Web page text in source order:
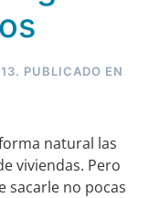
. PUBLICADO EN
natural las
viviendas. Pero
sacarle no pocas